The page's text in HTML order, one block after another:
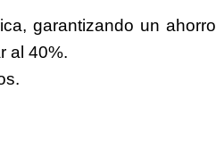
garantizando un ahorro
al 40%.